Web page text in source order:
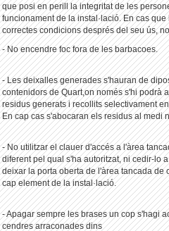
que posi en perill la integritat de les
funcionament de la instal·lació. En cas
correctes condicions després del seu ús,
- No encendre foc fora de les barbacoes.
- Les deixalles generades s'hauran de
contenidors de Quart,on només s'hi podrà
residus generats i recollits selectivament
En cap cas s'abocaran els residus al medi
- No utilitzar el clauer d'accés a l'àrea
diferent pel qual s'ha autoritzat, ni cedir-lo
deixar la porta oberta de l'àrea tancada de
cap element de la instal·lació.
- Apagar sempre les brases un cop s'hagi
cendres arraconades dins